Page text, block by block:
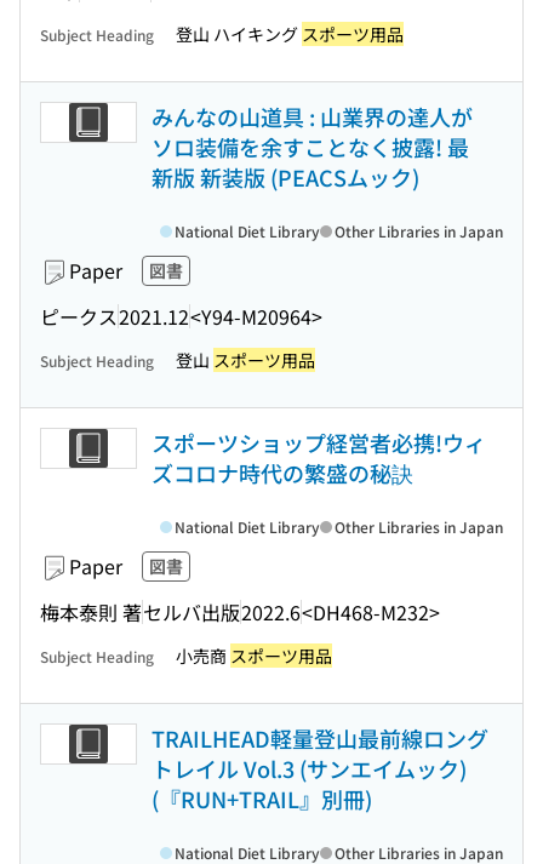
Subject Heading 登山 ハイキング スポーツ用品
みんなの山道具 : 山業界の達人が
ソロ装備を余すことなく披露! 最
新版 新装版 (PEACSムック)
Paper 図書
ピークス2021.12<Y94-M20964>
National Diet Library Other Libraries in Japan
Subject Heading 登山 スポーツ用品
スポーツショップ経営者必携!ウィ
ズコロナ時代の繁盛の秘訣
Paper 図書
梅本泰則 著セルバ出版2022.6<DH468-M232>
National Diet Library Other Libraries in Japan
Subject Heading 小売商 スポーツ用品
TRAILHEAD軽量登山最前線ロング
トレイル Vol.3 (サンエイムック)
(『RUN+TRAIL』別冊)
National Diet Library Other Libraries in Japan